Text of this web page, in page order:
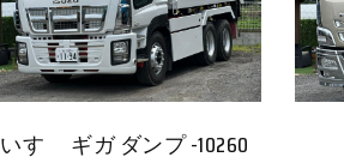
いすゞ ギガ ダンプ -10260